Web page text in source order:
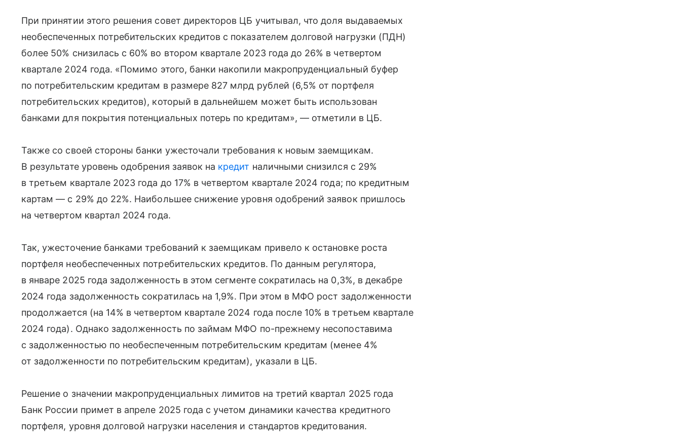
При принятии этого решения совет директоров ЦБ учитывал, что доля выдаваемых
необеспеченных потребительских кредитов с показателем долговой нагрузки (ПДН)
более 50% снизилась с 60% во втором квартале 2023 года до 26% в четвертом
квартале 2024 года. «Помимо этого, банки накопили макропруденциальный буфер
по потребительским кредитам в размере 827 млрд рублей (6,5% от портфеля
потребительских кредитов), который в дальнейшем может быть использован
банками для покрытия потенциальных потерь по кредитам», — отметили в ЦБ.
Также со своей стороны банки ужесточали требования к новым заемщикам.
В результате уровень одобрения заявок на кредит наличными снизился с 29%
в третьем квартале 2023 года до 17% в четвертом квартале 2024 года; по кредитным
картам — с 29% до 22%. Наибольшее снижение уровня одобрений заявок пришлось
на четвертом квартал 2024 года.
Так, ужесточение банками требований к заемщикам привело к остановке роста
портфеля необеспеченных потребительских кредитов. По данным регулятора,
в январе 2025 года задолженность в этом сегменте сократилась на 0,3%, в декабре
2024 года задолженность сократилась на 1,9%. При этом в МФО рост задолженности
продолжается (на 14% в четвертом квартале 2024 года после 10% в третьем квартале
2024 года). Однако задолженность по займам МФО по-прежнему несопоставима
с задолженностью по необеспеченным потребительским кредитам (менее 4%
от задолженности по потребительским кредитам), указали в ЦБ.
Решение о значении макропруденциальных лимитов на третий квартал 2025 года
Банк России примет в апреле 2025 года с учетом динамики качества кредитного
портфеля, уровня долговой нагрузки населения и стандартов кредитования.